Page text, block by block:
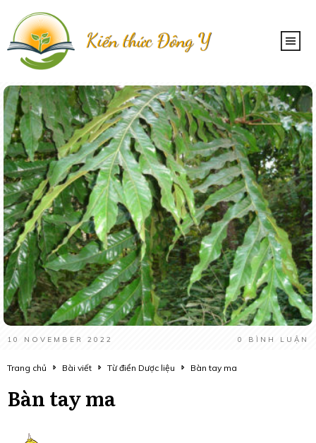
Kiến thức Đông Y
10 NOVEMBER 2022 0 BÌNH LUẬN
Trang chủ Bài viết Từ điển Dược liệu Bàn tay ma
Bàn tay ma